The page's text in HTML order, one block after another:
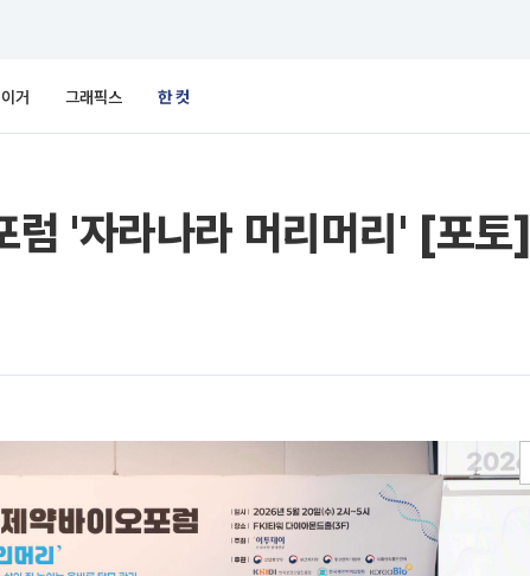
거 그래픽스 한 컷
'자라나라 머리머리' [포토]